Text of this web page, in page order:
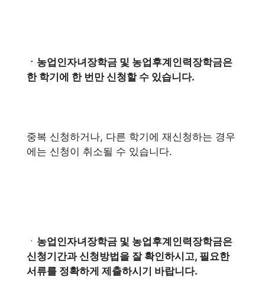
ㆍ농업인자녀장학금 및 농업후계인력장학금은
한 학기에 한 번만 신청할 수 있습니다.
중복 신청하거나, 다른 학기에 재신청하는 경우
에는 신청이 취소될 수 있습니다.
ㆍ 농업인자녀장학금 및 농업후계인력장학금은
신청기간과 신청방법을 잘 확인하시고, 필요한
서류를 정확하게 제출하시기 바랍니다.